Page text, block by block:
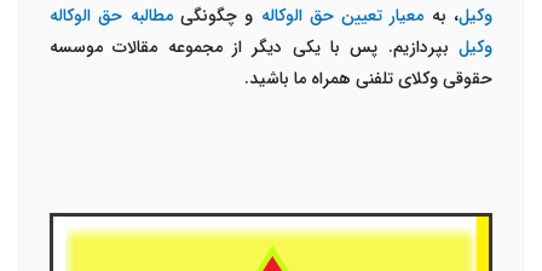
وکیل، به معیار تعیین حق الوکاله و چگونگیمطالبه حق الوکاله
وکیل بپردازیم. پس با یکی دیگر از مجموعه مقالات موسسه
حقوقی وکلای تلفنی همراه ما باشید.